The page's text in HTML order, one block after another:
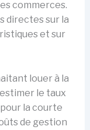
commerces.
directes sur la
et sur
louer à la
le taux
la courte
de gestion